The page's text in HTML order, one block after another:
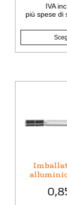
IVA
più spese di
prodotto